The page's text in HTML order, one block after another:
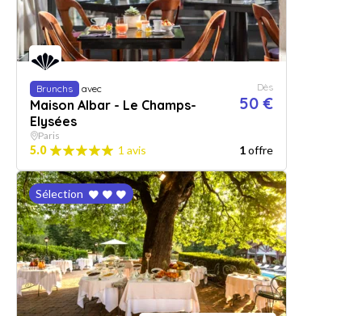
Brunchs avec
Maison Albar - Le Champs-
Elysées
Dès
50 €
Paris
5.0 1 avis 1offre
Sélection